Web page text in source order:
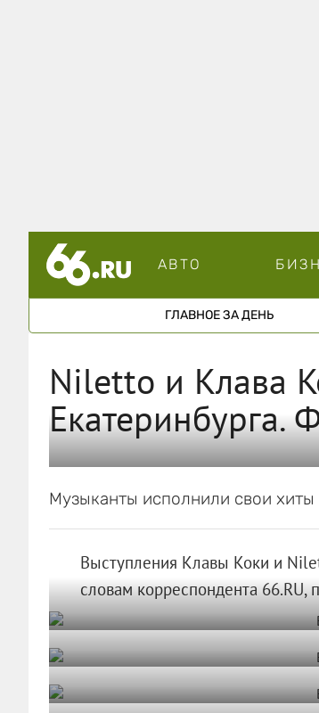
АВТО
ГЛАВНОЕ ЗА ДЕНЬ
Niletto и Клава
Екатеринбурга.
Музыканты исполнили свои хиты
Выступления Клавы Коки и
словам корреспондента 66.RU,